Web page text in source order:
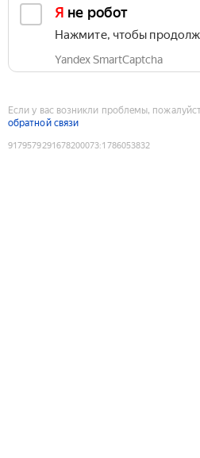
Я не робот
Нажмите, чтобы
Yandex SmartCaptcha
Если у вас возникли проблемы,
обратной связи
9179579291678200073:1786053832